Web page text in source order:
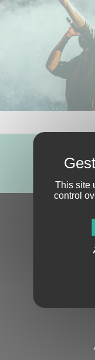
This site
control